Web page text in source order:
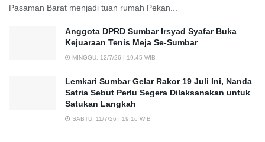
Pasaman Barat menjadi tuan rumah Pekan...
Anggota DPRD Sumbar Irsyad Syafar Buka
Kejuaraan Tenis Meja Se-Sumbar
MINGGU, 12/7/26 | 19:45 WIB
Lemkari Sumbar Gelar Rakor 19 Juli Ini, Nanda
Satria Sebut Perlu Segera Dilaksanakan untuk
Satukan Langkah
SABTU, 11/7/26 | 19:16 WIB